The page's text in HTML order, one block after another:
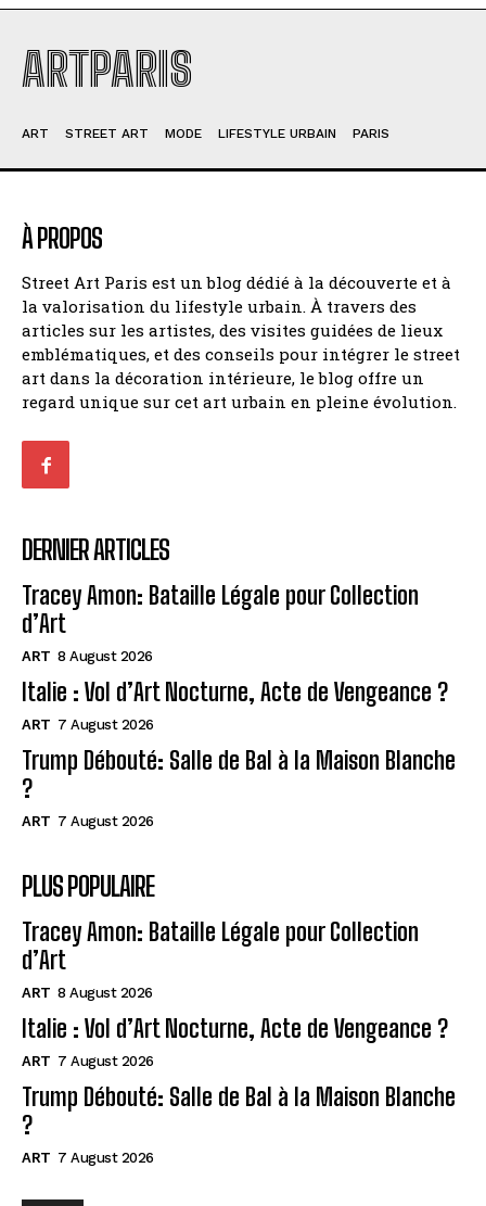
ARTPARIS
ART STREET ART MODE LIFESTYLE URBAIN PARIS
À PROPOS
Street Art Paris est un blog dédié à la découverte et à
la valorisation du lifestyle urbain. À travers des
articles sur les artistes, des visites guidées de lieux
emblématiques, et des conseils pour intégrer le street
art dans la décoration intérieure, le blog offre un
regard unique sur cet art urbain en pleine évolution.
DERNIER ARTICLES
Tracey Amon: Bataille Légale pour Collection
d’Art
ART 8 August 2026
Italie : Vol d’Art Nocturne, Acte de Vengeance ?
ART 7 August 2026
Trump Débouté: Salle de Bal à la Maison Blanche
?
ART 7 August 2026
PLUS POPULAIRE
Tracey Amon: Bataille Légale pour Collection
d’Art
ART 8 August 2026
Italie : Vol d’Art Nocturne, Acte de Vengeance ?
ART 7 August 2026
Trump Débouté: Salle de Bal à la Maison Blanche
?
ART 7 August 2026